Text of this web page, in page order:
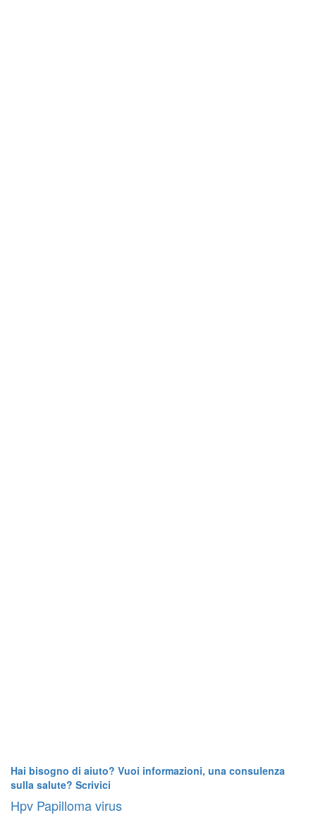
Hai bisogno di aiuto? Vuoi informazioni, una consulenza
sulla salute? Scrivici
Hpv Papilloma virus